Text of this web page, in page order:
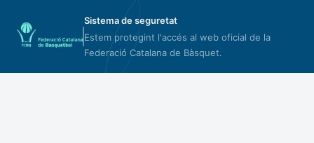
Sistema de seguretat
Estem protegint l'accés al web oficial de la
Federació Catalana de Bàsquet.